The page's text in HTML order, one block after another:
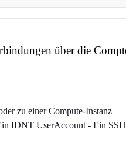
über die
zu einer Compute-Instanz
IDNT UserAccount - Ein